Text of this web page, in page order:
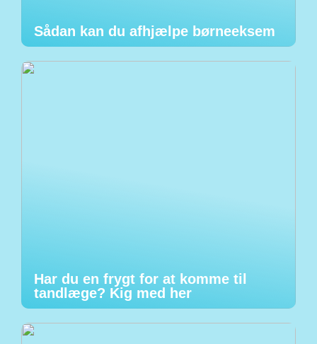
Sådan kan du afhjælpe børneeksem
Har du en frygt for at komme til
tandlæge? Kig med her